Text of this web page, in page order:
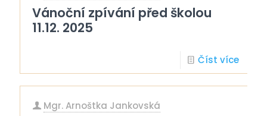
Vánoční zpívání před školou
11.12. 2025
Číst více
Mgr. Arnoštka Jankovská